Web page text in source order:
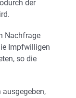
der
Nachfrage
Impfwilligen
so die